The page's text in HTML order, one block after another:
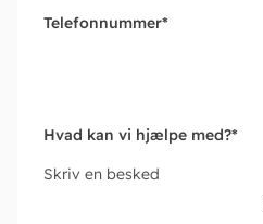
Telefonnummer*
Hvad kan vi hjælpe med?*
Skriv en besked